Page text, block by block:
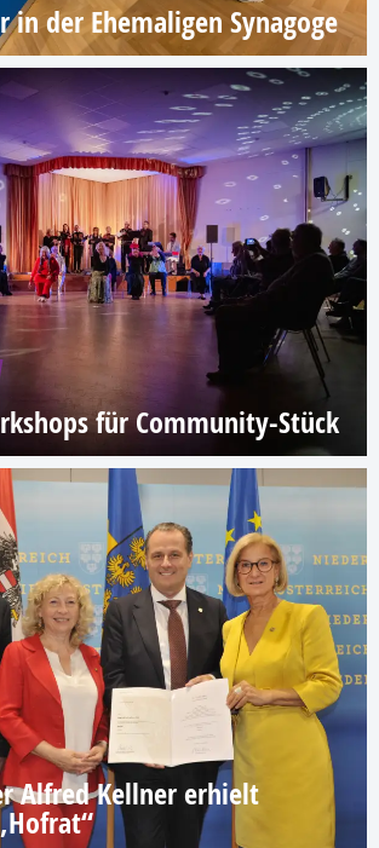
in der Ehemaligen Synagoge
für Community-Stück
Alfred Kellner erhielt